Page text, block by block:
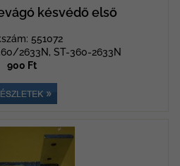
késvédő első
551072
2633N, ST-360-2633N
900 Ft